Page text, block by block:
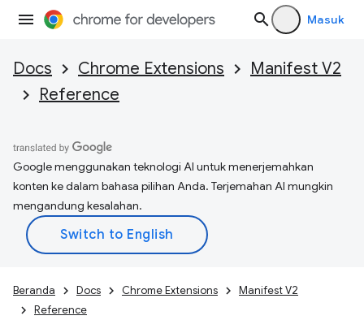
Masuk
Docs Chrome Extensions
Manifest V2
Reference
Google menggunakan teknologi AI untuk menerjemahkan
konten ke dalam bahasa pilihan Anda. Terjemahan AI mungkin
mengandung kesalahan.
Beranda Docs Chrome Extensions
Manifest V2
Reference